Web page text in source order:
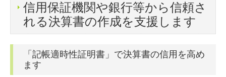
税務・会計
創業支援・会社設立
当事務所の特長
信用保証機関や銀行等から信頼さ
れる決算書の作成を支援します
「記帳適時性証明書」で決算書の信用を高め
ます